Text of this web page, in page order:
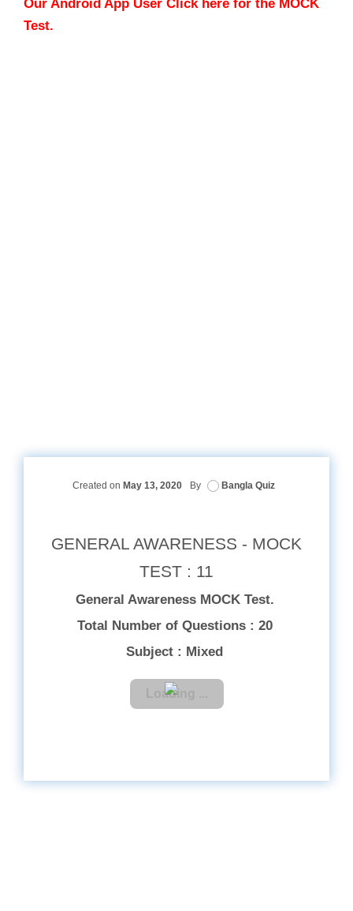
Our Android App User Click here for the MOCK
Test.
Created on May 13, 2020 By Bangla Quiz
GENERAL AWARENESS - MOCK
TEST : 11
General Awareness MOCK Test.
Total Number of Questions : 20
Subject : Mixed